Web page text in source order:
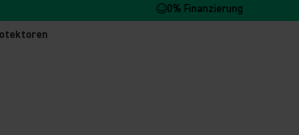
0% Finanzierung